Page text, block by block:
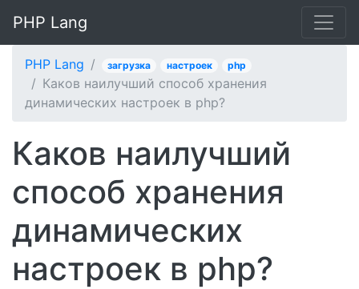
PHP Lang
PHP Lang загрузка настроек php
Каков наилучший способ хранения
динамических настроек в php?
Каков наилучший
способ хранения
динамических
настроек в php?